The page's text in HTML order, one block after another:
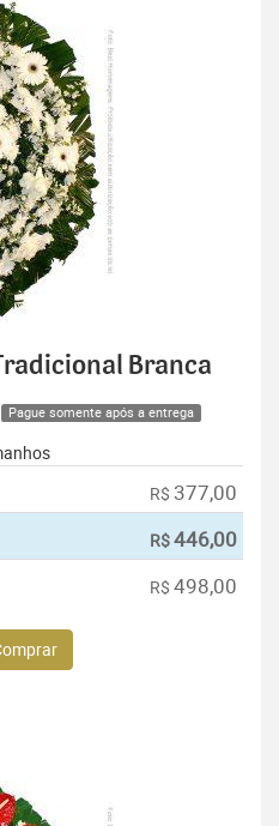
Branca
Pague somente após a entrega
R$ 377,00
R$446,00
R$ 498,00